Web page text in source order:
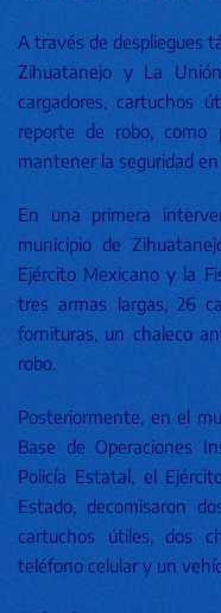
A través de despliegues
Zihuatanejo y La
cargadores, cartuchos
reporte de robo, como
mantener la seguridad en
En una primera
municipio de
Ejército Mexicano y la
tres armas largas, 26
fornituras, un chaleco
robo.
Posteriormente, en el
Base de Operaciones
Policía Estatal, el
Estado, decomisaron
cartuchos útiles, dos
teléfono celular y un